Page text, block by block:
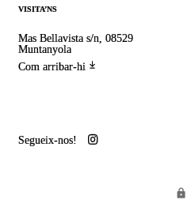
VISITA’NS
Mas Bellavista s/n, 08529
Muntanyola
Com arribar-hi
Segueix-nos!
lock